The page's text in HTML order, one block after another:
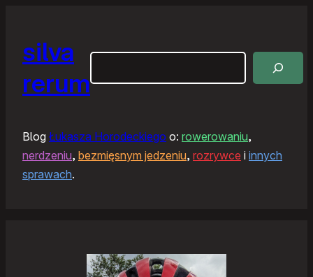
silva
rerum
Blog Łukasza Horodeckiego o: rowerowaniu,
nerdzeniu, bezmięsnym jedzeniu, rozrywce i innych
sprawach.